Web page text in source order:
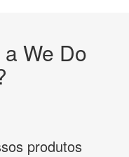
We Do
produtos